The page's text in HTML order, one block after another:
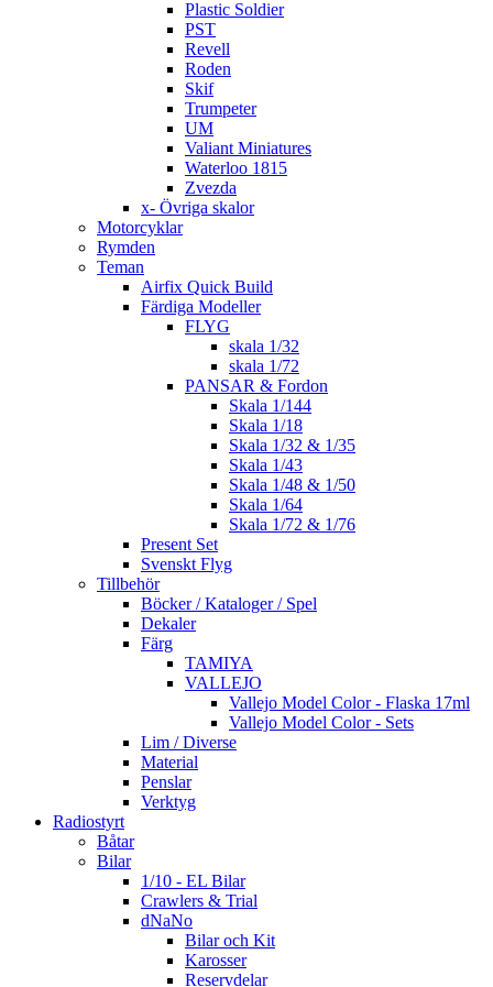
Plastic Soldier
PST
Revell
Roden
Skif
Trumpeter
UM
Valiant Miniatures
Waterloo 1815
Zvezda
x- Övriga skalor
Motorcyklar
Rymden
Teman
Airfix Quick Build
Färdiga Modeller
FLYG
skala 1/32
skala 1/72
PANSAR & Fordon
Skala 1/144
Skala 1/18
Skala 1/32 & 1/35
Skala 1/43
Skala 1/48 & 1/50
Skala 1/64
Skala 1/72 & 1/76
Present Set
Svenskt Flyg
Tillbehör
Böcker / Kataloger / Spel
Dekaler
Färg
TAMIYA
VALLEJO
Vallejo Model Color - Flaska 17ml
Vallejo Model Color - Sets
Lim / Diverse
Material
Penslar
Verktyg
Radiostyrt
Båtar
Bilar
1/10 - EL Bilar
Crawlers & Trial
dNaNo
Bilar och Kit
Karosser
Reservdelar